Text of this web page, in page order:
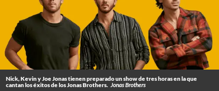
Nick, Kevin y Joe Jonas tienen preparado un show de tres horas en la que
cantan los éxitos de los Jonas Brothers. Jonas Brothers